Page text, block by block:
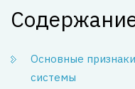
Основные
системы